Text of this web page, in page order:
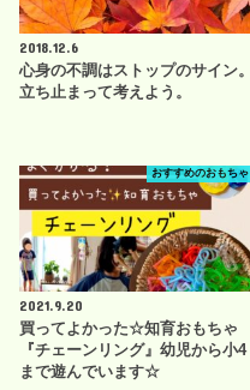
2018.12.6
心身の不調はストップのサイン。
立ち止まって考えよう。
おすすめのおもちゃ
2021.9.20
買ってよかった☆知育おもちゃ
『チェーンリング』幼児から小4
まで遊んでいます☆